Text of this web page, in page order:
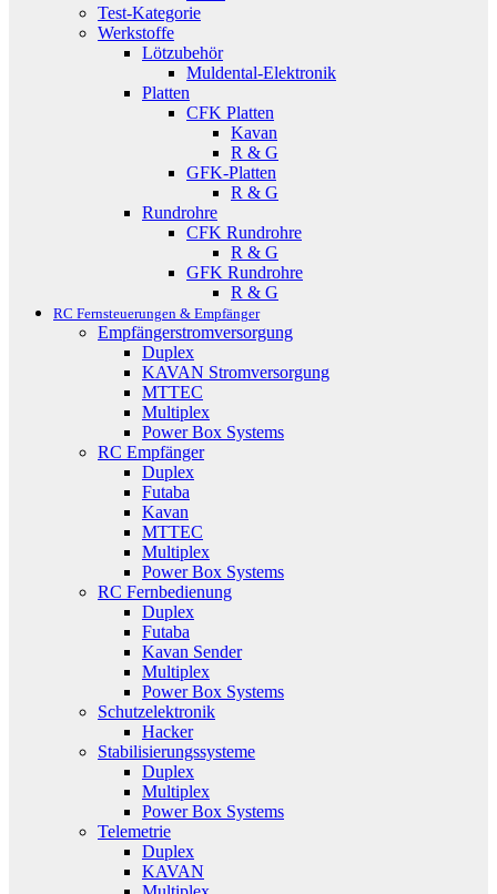
Test-Kategorie
Werkstoffe
Lötzubehör
Muldental-Elektronik
Platten
CFK Platten
Kavan
R & G
GFK-Platten
R & G
Rundrohre
CFK Rundrohre
R & G
GFK Rundrohre
R & G
RC Fernsteuerungen & Empfänger
Empfängerstromversorgung
Duplex
KAVAN Stromversorgung
MTTEC
Multiplex
Power Box Systems
RC Empfänger
Duplex
Futaba
Kavan
MTTEC
Multiplex
Power Box Systems
RC Fernbedienung
Duplex
Futaba
Kavan Sender
Multiplex
Power Box Systems
Schutzelektronik
Hacker
Stabilisierungssysteme
Duplex
Multiplex
Power Box Systems
Telemetrie
Duplex
KAVAN